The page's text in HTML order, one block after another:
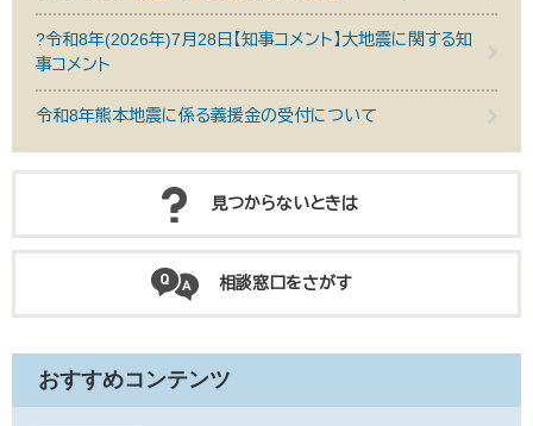
?令和8年(2026年)7月28日【知事コメント】大地震に関する知
事コメント
令和8年熊本地震に係る義援金の受付について
見つからないときは
相談窓口をさがす
おすすめコンテンツ